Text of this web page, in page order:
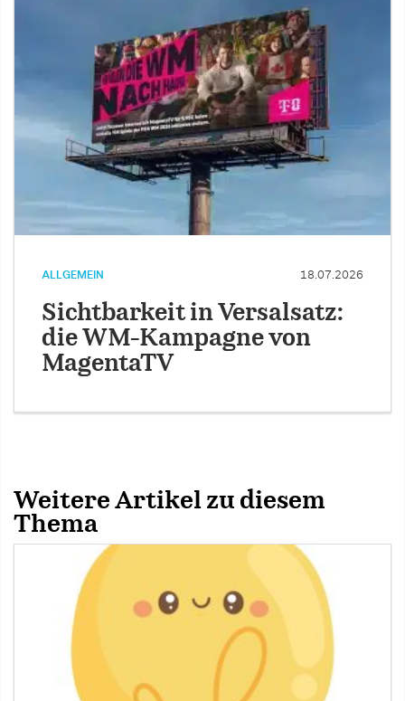
ALLGEMEIN 18.07.2026
Sichtbarkeit in Versalsatz:
die WM-Kampagne von
MagentaTV
Weitere Artikel zu diesem
Thema